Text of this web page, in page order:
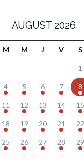
AUGUST 2026
M M J V S
1
4 5 6 7 8
11 12 13 14 15
18 19 20 21 22
25 26 27 28 29